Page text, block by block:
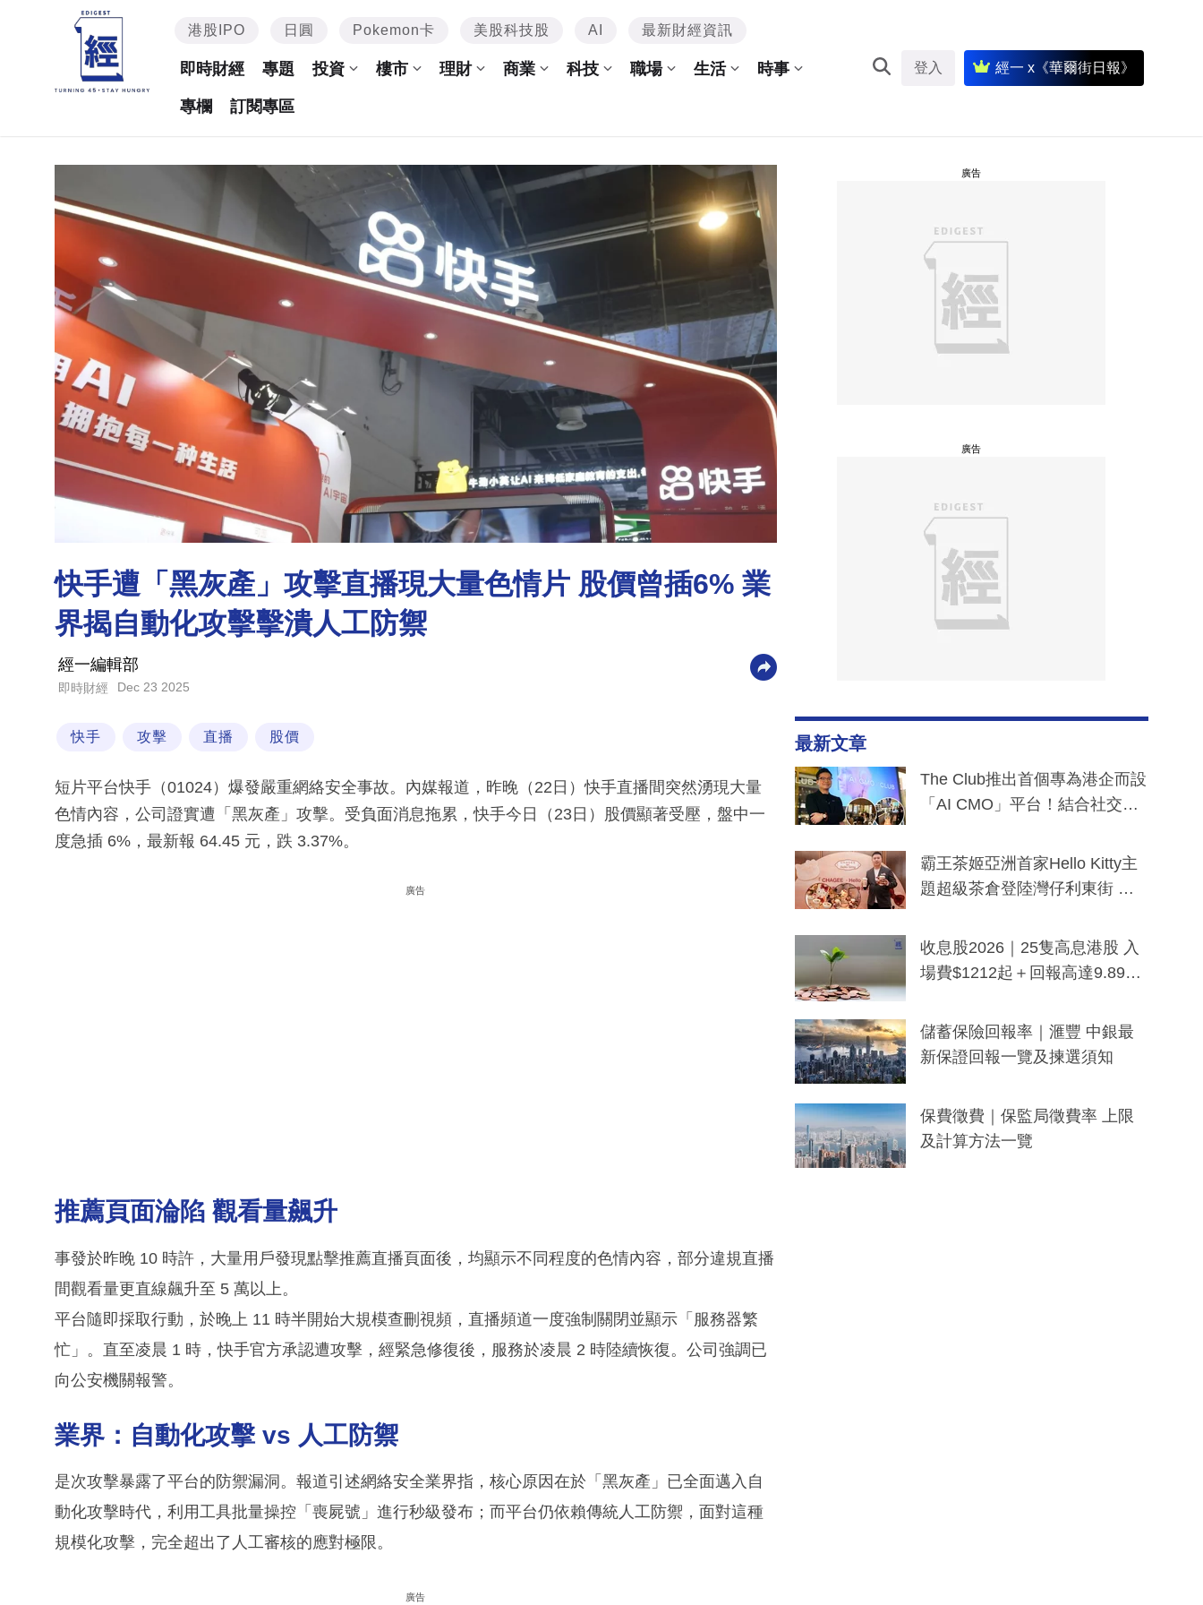
港股IPO 日圓 Pokemon卡 美股科技股 AI 最新財經資訊
即時財經 專題 投資 樓市 理財 商業 科技 職場 生活 時事
專欄 訂閱專區
登入 經一 x《華爾街日報》
快手遭「黑灰產」攻擊直播現大量色情片 股價曾插6% 業
界揭自動化攻擊擊潰人工防禦
經一編輯部
即時財經 Dec 23 2025
快手 攻擊 直播 股價
短片平台快手（01024）爆發嚴重網絡安全事故。內媒報道，昨晚（22日）快手直播間突然湧現大量
色情內容，公司證實遭「黑灰產」攻擊。受負面消息拖累，快手今日（23日）股價顯著受壓，盤中一
度急插 6%，最新報 64.45 元，跌 3.37%。
廣告
推薦頁面淪陷 觀看量飆升
事發於昨晚 10 時許，大量用戶發現點擊推薦直播頁面後，均顯示不同程度的色情內容，部分違規直播
間觀看量更直線飆升至 5 萬以上。
平台隨即採取行動，於晚上 11 時半開始大規模查刪視頻，直播頻道一度強制關閉並顯示「服務器繁
忙」。直至凌晨 1 時，快手官方承認遭攻擊，經緊急修復後，服務於凌晨 2 時陸續恢復。公司強調已
向公安機關報警。
業界：自動化攻擊 vs 人工防禦
是次攻擊暴露了平台的防禦漏洞。報道引述網絡安全業界指，核心原因在於「黑灰產」已全面邁入自
動化攻擊時代，利用工具批量操控「喪屍號」進行秒級發布；而平台仍依賴傳統人工防禦，面對這種
規模化攻擊，完全超出了人工審核的應對極限。
廣告
廣告
廣告
最新文章
The Club推出首個專為港企而設
「AI CMO」平台！結合社交聆
分鐘生成「貼地」宣傳短片
霸王茶姬亞洲首家Hello Kitty主
題超級茶倉登陸灣仔利東街 推
y及香港限定特調系列
收息股2026｜25隻高息港股 入
場費$1212起＋回報高達9.89
儲蓄保險回報率｜滙豐 中銀最
新保證回報一覽及揀選須知
保費徵費｜保監局徵費率 上限
及計算方法一覽